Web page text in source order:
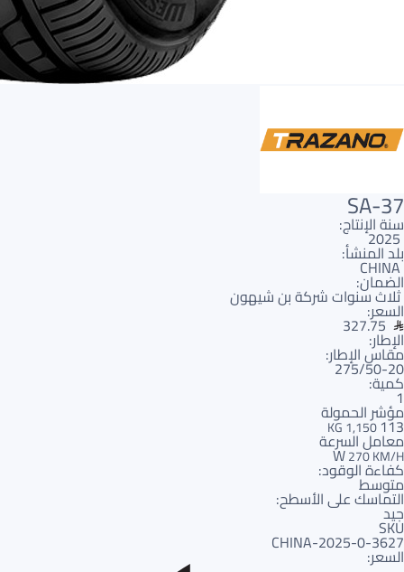
SA-37
سنة الإنتاج:
2025
بلد المنشأ:
CHINA
الضمان:
ثلاث سنوات شركة بن شيهون
السعر:
327.75
الإطار:
مقاس الإطار:
275/50-20
كمية:
1
مؤشر الحمولة
113
1,150 KG
معامل السرعة
W270 KM/H
كفاءة الوقود:
متوسط
التماسك على الأسطح:
جيد
SKU
3627-CHINA-2025-0
السعر: